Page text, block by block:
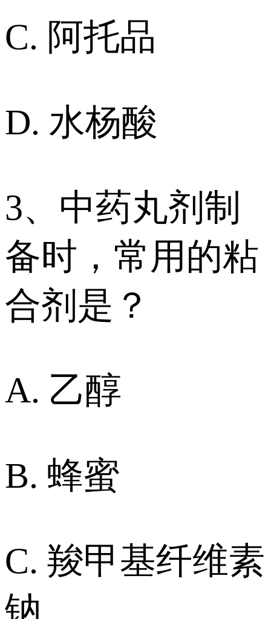
C. 阿托品
D. 水杨酸
3、中药丸剂制
备时，常用的粘
合剂是？
A. 乙醇
B. 蜂蜜
C. 羧甲基纤维素
钠